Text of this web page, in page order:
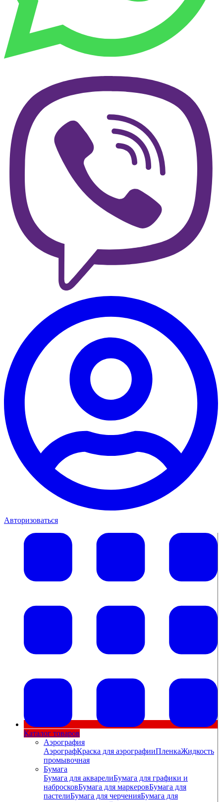
Авторизоваться
Каталог товаров
Аэрография
АэрографКраска для аэрографииПленкаЖидкость
промывочная
Бумага
Бумага для акварелиБумага для графики и
набросковБумага для маркеровБумага для
пастелиБумага для черченияБумага для